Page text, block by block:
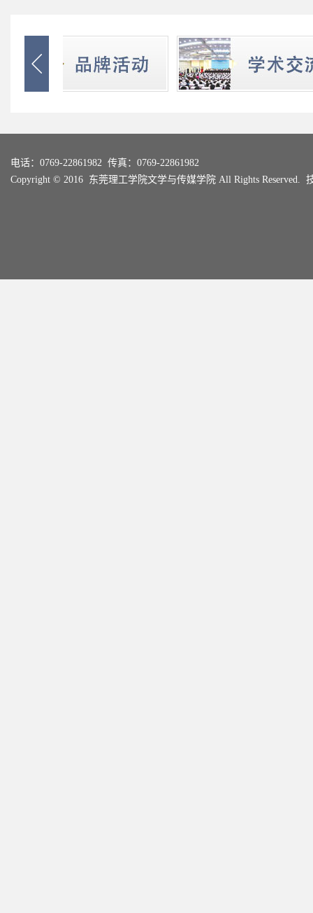

电话：0769-22861982 传真：0769-22861982
Copyright © 2016 东莞理工学院文学与传媒学院 All Rights Reserved.